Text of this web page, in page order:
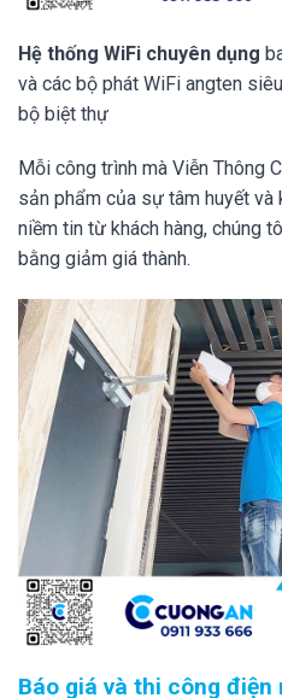
Hệ thống WiFi chuyên dụng
và các bộ phát WiFi angten
bộ biệt thự
Mỗi công trình mà Viễn Thông
sản phẩm của sự tâm huyết và
niềm tin từ khách hàng, chúng
bằng giảm giá thành.
Báo giá và thi công điện